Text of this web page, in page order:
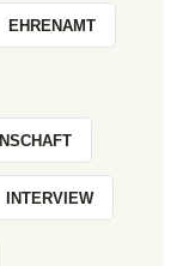
EHRENAMT
INTERVIEW